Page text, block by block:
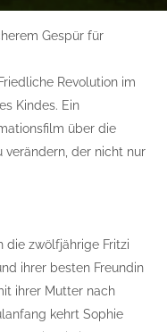
Gespür für
Revolution im
Kindes. Ein
über die
verändern, der nicht nur
die zwölfjährige Fritzi
ihrer besten Freundin
ihrer Mutter nach
kehrt Sophie